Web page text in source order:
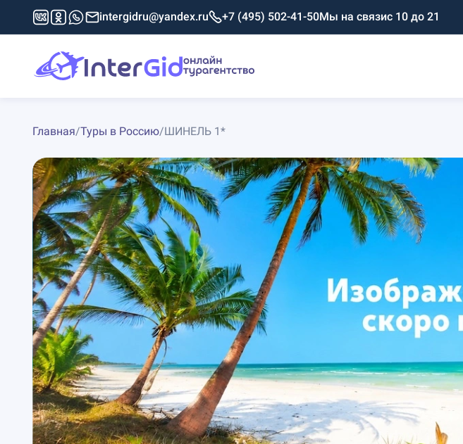
intergidru@yandex.ru +7 (495) 502-41-50Мы на связис 10 до 21
Главная/Туры в Россию/ШИНЕЛЬ 1*